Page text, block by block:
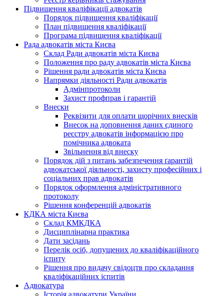
Підвищення кваліфікації адвокатів
Порядок підвищення кваліфікації
План підвищення кваліфікації
Програма підвищення кваліфікації
Рада адвокатів міста Києва
Склад Ради адвокатів міста Києва
Положення про раду адвокатів міста Києва
Рішення ради адвокатів міста Києва
Напрямки діяльності Ради адвокатів
Адмінпротоколи
Захист профправ і гарантій
Внески
Реквізити для оплати щорічних внесків
Внесок на доповнення даних єдиного
реєстру адвокатів інформацією про
помічника адвоката
Звільнення від внеску
Порядок дій з питань забезпечення ґарантій
адвокатської діяльності, захисту професійних і
соціальних прав адвокатів
Порядок оформлення адміністративного
протоколу
Рішення конференцій адвокатів
КДКА міста Києва
Склад КМКДКА
Дисциплінарна практика
Дати засідань
Перелік осіб, допущених до кваліфікаційного
іспиту
Рішення про видачу свідоцтв про складання
кваліфікаційних іспитів
Адвокатура
Історія адвокатури України